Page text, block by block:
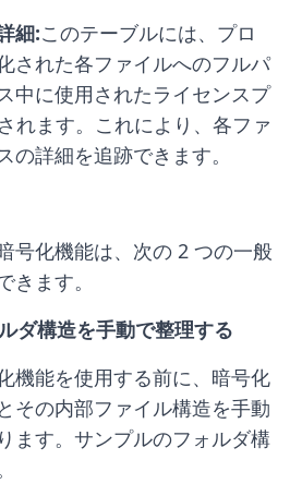
細:このテーブルには、プロ
された各ファイルへのフルパ
中に使用されたライセンスプ
れます。これにより、各ファ
の詳細を追跡できます。
号化機能は、次の 2 つの一般
きます。
ダ構造を手動で整理する
機能を使用する前に、暗号化
その内部ファイル構造を手動
ます。サンプルのフォルダ構